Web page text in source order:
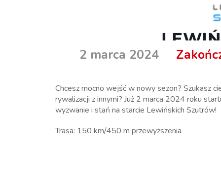
2 marca 2024
Chcesz mocno wejść w nowy sezon? Szukasz
rywalizacji z innymi? Już 2 marca 2024 roku
wyzwanie i stań na starcie Lewińskich Szutrów!
Trasa: 150 km/450 m przewyższenia